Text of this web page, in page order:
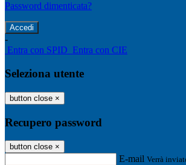
Password dimenticata?
-
Entra con SPID Entra con CIE
Seleziona utente
button close ×
Recupero password
button close ×
E-mail Verrà